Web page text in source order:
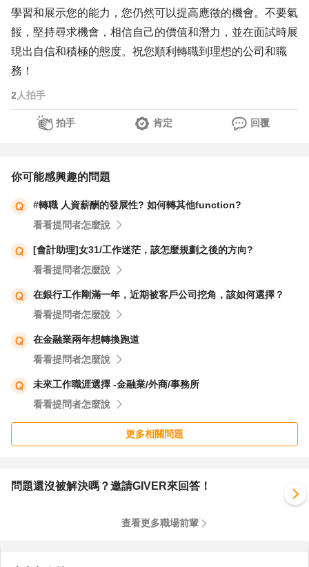
學習和展示您的能力，您仍然可以提高應徵的機會。不要氣
餒，堅持尋求機會，相信自己的價值和潛力，並在面試時展
現出自信和積極的態度。祝您順利轉職到理想的公司和職
務！
2 人拍手
拍手 肯定 回覆
你可能感興趣的問題
#轉職 人資薪酬的發展性? 如何轉其他function?
看看提問者怎麼說
[會計助理]女31/工作迷茫，該怎麼規劃之後的方向?
看看提問者怎麼說
在銀行工作剛滿一年，近期被客戶公司挖角，該如何選擇？
看看提問者怎麼說
在金融業兩年想轉換跑道
看看提問者怎麼說
未來工作職涯選擇 -金融業/外商/事務所
看看提問者怎麼說
更多相關問題
問題還沒被解決嗎？邀請GIVER來回答！
查看更多職場前輩